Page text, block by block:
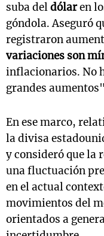
suba deldólaren
góndola. Aseguró
registraron
variaciones son
inflacionarios. No
grandes
En ese marco,
la divisa
y consideró que la
una fluctuación
en el actual
movimientos del
orientados a